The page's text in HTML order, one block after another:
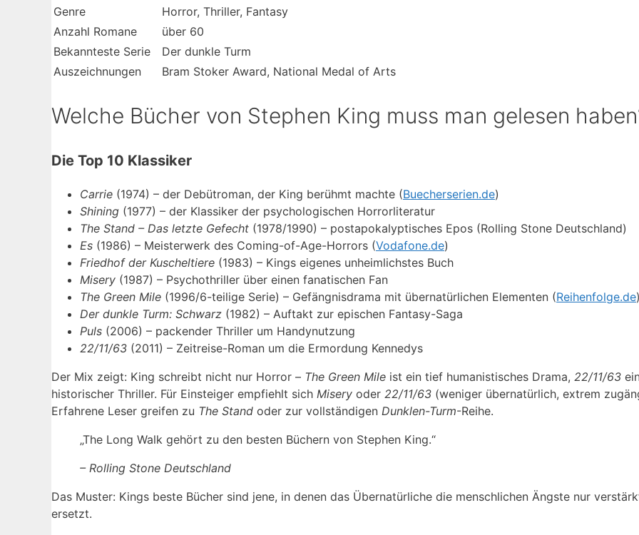
Genre
Horror, Thriller, Fantasy
Anzahl Romane
über 60
Bekannteste Serie
Der dunkle Turm
Auszeichnungen
Bram Stoker Award, National Medal of Arts
Welche Bücher von Stephen King muss man gelesen
Die Top 10 Klassiker
Carrie (1974) – der Debütroman, der King berühmt machte (Buecherserien.de)
Shining (1977) – der Klassiker der psychologischen Horrorliteratur
The Stand – Das letzte Gefecht (1978/1990) – postapokalyptisches Epos (Rolling Stone Deutschland)
Es (1986) – Meisterwerk des Coming-of-Age-Horrors (Vodafone.de)
Friedhof der Kuscheltiere (1983) – Kings eigenes unheimlichstes Buch
Misery (1987) – Psychothriller über einen fanatischen Fan
The Green Mile (1996/6-teilige Serie) – Gefängnisdrama mit übernatürlichen Elementen (Reihenfolge.de)
Der dunkle Turm: Schwarz (1982) – Auftakt zur epischen Fantasy-Saga
Puls (2006) – packender Thriller um Handynutzung
22/11/63 (2011) – Zeitreise-Roman um die Ermordung Kennedys
Der Mix zeigt: King schreibt nicht nur Horror – The Green Mile ist ein tief humanistisches Drama, 22/11/63
historischer Thriller. Für Einsteiger empfiehlt sich Misery oder 22/11/63 (weniger übernatürlich, extrem
Erfahrene Leser greifen zu The Stand oder zur vollständigen Dunklen-Turm-Reihe.
„The Long Walk gehört zu den besten Büchern von Stephen King.“
– Rolling Stone Deutschland
Das Muster: Kings beste Bücher sind jene, in denen das Übernatürliche die menschlichen Ängste nur
ersetzt.